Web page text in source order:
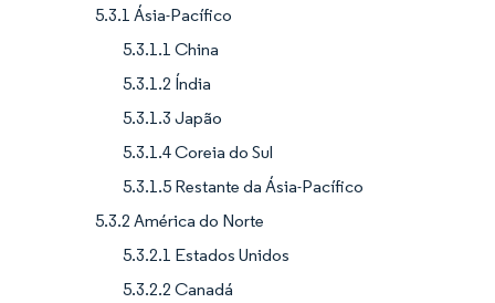
5.3.1 Ásia-Pacífico
5.3.1.1 China
5.3.1.2 Índia
5.3.1.3 Japão
5.3.1.4 Coreia do Sul
5.3.1.5 Restante da Ásia-Pacífico
5.3.2 América do Norte
5.3.2.1 Estados Unidos
5.3.2.2 Canadá